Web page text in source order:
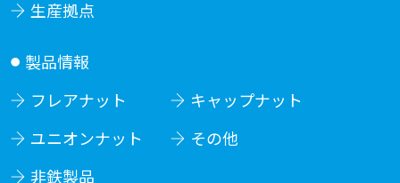
生産拠点
製品情報
フレアナット
キャップナット
ユニオンナット
その他
非鉄製品